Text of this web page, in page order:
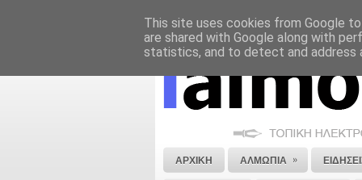
ΝΟΜΙΚΗ ΣΗΜΕΙΩΣΗ ΔΙΑΦΗΜΙΣΗ
ΑΡΧΙΚΗ ΑΛΜΩΠΙΑ »
This site uses cookies from Google
are shared with Google along with
statistics, and to detect and address